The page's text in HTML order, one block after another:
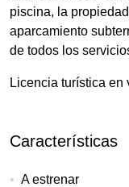
piscina, la
aparcamiento
de todos los
Licencia turística en
Características
A estrenar